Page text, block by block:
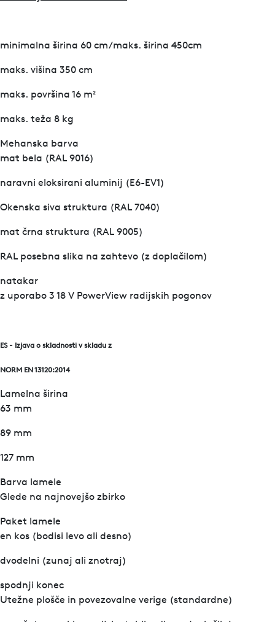
minimalna širina 60 cm/maks. širina 450cm
maks. višina 350 cm
maks. površina 16 m²
maks. teža 8 kg
Mehanska barva
mat bela (RAL 9016)
naravni eloksirani aluminij (E6-EV1)
Okenska siva struktura (RAL 7040)
mat črna struktura (RAL 9005)
RAL posebna slika na zahtevo (z doplačilom)
natakar
z uporabo 3 18 V PowerView radijskih pogonov
ES - Izjava o skladnosti v skladu z
NORM EN 13120:2014
Lamelna širina
63 mm
89 mm
127 mm
Barva lamele
Glede na najnovejšo zbirko
Paket lamele
en kos (bodisi levo ali desno)
dvodelni (zunaj ali znotraj)
spodnji konec
Utežne plošče in povezovalne verige (standardne)